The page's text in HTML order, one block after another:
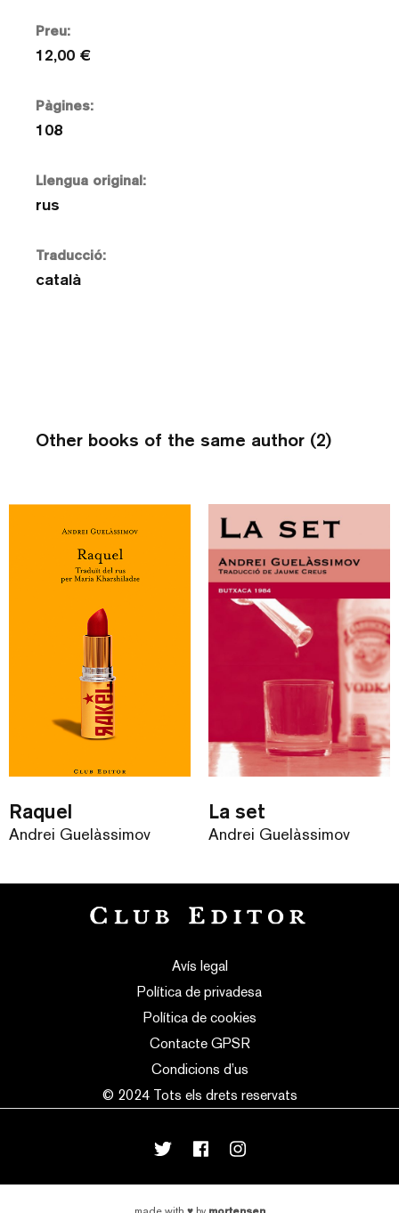
Preu:
12,00 €
Pàgines:
108
Llengua original:
rus
Traducció:
català
Other books of the same author (2)
Raquel
Andrei Guelàssimov
La set
Andrei Guelàssimov
Avís legal
Política de privadesa
Política de cookies
Contacte GPSR
Condicions d’us
© 2024 Tots els drets reservats